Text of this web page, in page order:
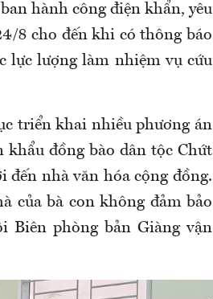
hành công điện khẩn, yêu
8 cho đến khi có thông báo
lực lượng làm nhiệm vụ cứu
triển khai nhiều phương án
khẩu đồng bào dân tộc Chứt
đến nhà văn hóa cộng đồng.
của bà con không đảm bảo
Biên phòng bản Giàng vận